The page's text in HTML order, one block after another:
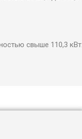
свыше 110,3 кВт.